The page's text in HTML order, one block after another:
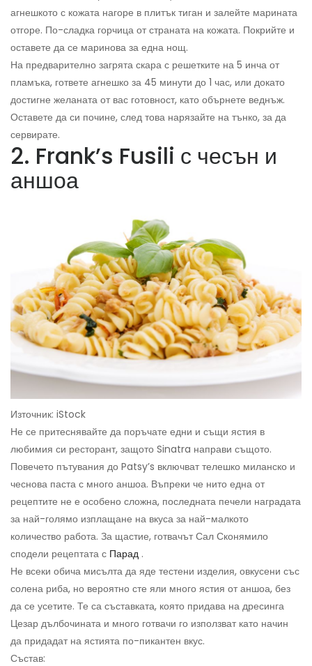
агнешкото с кожата нагоре в плитък тиган и залейте марината
отгоре. По-сладка горчица от страната на кожата. Покрийте и
оставете да се маринова за една нощ.
На предварително загрята скара с решетките на 5 инча от
пламъка, гответе агнешко за 45 минути до 1 час, или докато
достигне желаната от вас готовност, като обърнете веднъж.
Оставете да си почине, след това нарязайте на тънко, за да
сервирате.
2. Frank’s Fusili с чесън и
аншоа
Източник: iStock
Не се притеснявайте да поръчате едни и същи ястия в
любимия си ресторант, защото Sinatra направи същото.
Повечето пътувания до Patsy’s включват телешко миланско и
чеснова паста с много аншоа. Въпреки че нито една от
рецептите не е особено сложна, последната печели наградата
за най-голямо изплащане на вкуса за най-малкото
количество работа. За щастие, готвачът Сал Сконямило
сподели рецептата с Парад .
Не всеки обича мисълта да яде тестени изделия, овкусени със
солена риба, но вероятно сте яли много ястия от аншоа, без
да се усетите. Те са съставката, която придава на дресинга
Цезар дълбочината и много готвачи го използват като начин
да придадат на ястията по-пикантен вкус.
Състав: